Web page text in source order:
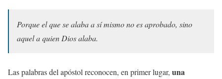
Porque el que se alaba a sí mismo no es aprobado, sino
aquel a quien Dios alaba.
Las palabras del apóstol reconocen, en primer lugar, una